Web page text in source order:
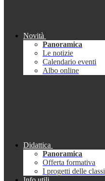
Novità
Panoramica
Le notizie
Calendario eventi
Albo online
Didattica
Panoramica
Offerta formativa
I progetti delle classi